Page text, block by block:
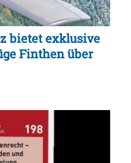
bietet exklusive
Finthen über